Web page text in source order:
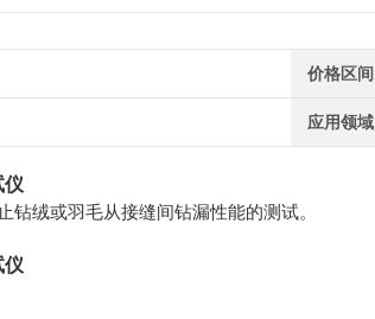
价格区间
应用领域
仪
钻绒或羽毛从接缝间钻漏性能的测试。
仪